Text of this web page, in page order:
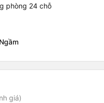
phòng 24 chỗ
giá)